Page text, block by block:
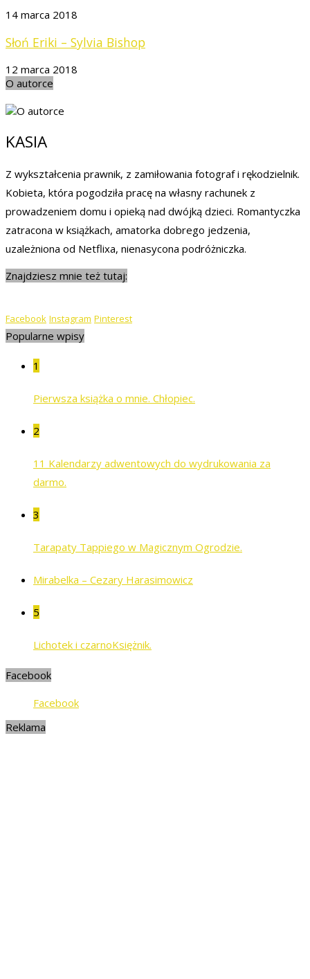
14 marca 2018
Słoń Eriki – Sylvia Bishop
12 marca 2018
O autorce
KASIA
Z wykształcenia prawnik, z zamiłowania fotograf i rękodzielnik.
Kobieta, która pogodziła pracę na własny rachunek z
prowadzeniem domu i opieką nad dwójką dzieci. Romantyczka
zatracona w książkach, amatorka dobrego jedzenia,
uzależniona od Netflixa, nienasycona podróżniczka.
Znajdziesz mnie też tutaj:
Facebook Instagram Pinterest
Popularne wpisy
1
Pierwsza książka o mnie. Chłopiec.
2
11 Kalendarzy adwentowych do wydrukowania za
darmo.
3
Tarapaty Tappiego w Magicznym Ogrodzie.
Mirabelka – Cezary Harasimowicz
5
Lichotek i czarnoKsiężnik.
Facebook
Facebook
Reklama